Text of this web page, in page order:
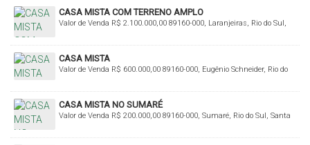
CASA MISTA COM TERRENO AMPLO
R$ 2.100.000,00
Valor de Venda
89160-000, Laranjeiras, Rio do Sul,
CASA MISTA
R$ 600.000,00
Valor de Venda
89160-000, Eugênio Schneider, Rio do
CASA MISTA NO SUMARÉ
R$ 200.000,00
Valor de Venda
89160-000, Sumaré, Rio do Sul, Santa